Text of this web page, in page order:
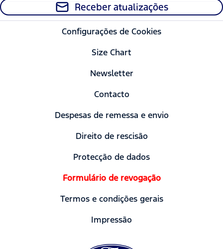
Receber atualizações
Configurações de Cookies
Size Chart
Newsletter
Contacto
Despesas de remessa e envio
Direito de rescisão
Protecção de dados
Formulário de revogação
Termos e condições gerais
Impressão